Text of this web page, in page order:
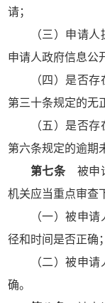
请；
（三）申请
申请人政府信息公
（四）是否
第三十条规定的无
（五）是否
第六条规定的逾期
第七条被申请
机关应当重点审查
（一）被申
径和时间是否正确；
（二）被申
确。